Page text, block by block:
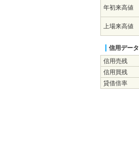
年初来高値
上場来高値
信用データ
信用売残
信用買残
貸借倍率